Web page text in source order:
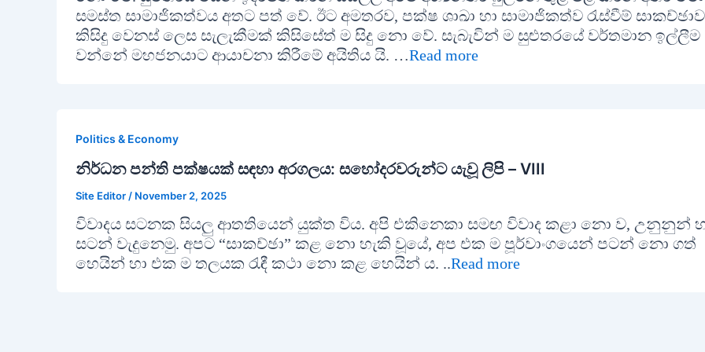
සමස්ත සාමාජිකත්වය අතට පත් වේ. ඊට අමතරව, පක්ෂ ශාඛා හා සාමාජිකත්ව රැස්වීම්
කිසිදු වෙනස් ලෙස සැලැකීමක් කිසිසේත් ම සිදු නො වේ. සැබැවින් ම සුළුතරයේ වර්තමාන ඉල්ලීම
වන්නේ මහජනයාට ආයාචනා කිරීමේ අයිතිය යි. …Read more
Politics & Economy
නිර්ධන පන්ති පක්ෂයක් සඳහා අරගලය: සහෝදරවරුන්ට යැවූ ලිපි – VIII
Site Editor / November 2, 2025
විවාදය සටනක සියලු ආතතියෙන් යුක්ත විය. අපි එකිනෙකා සමඟ විවාද කළා නො ව, උනුනුන්
සටන් වැදුනෙමු. අපට “සාකච්ඡා” කළ නො හැකි වූයේ, අප එක ම පූර්වාංගයෙන් පටන් නො ගත්
හෙයින් හා එක ම තලයක රැඳී කථා නො කළ හෙයින් ය. ..Read more